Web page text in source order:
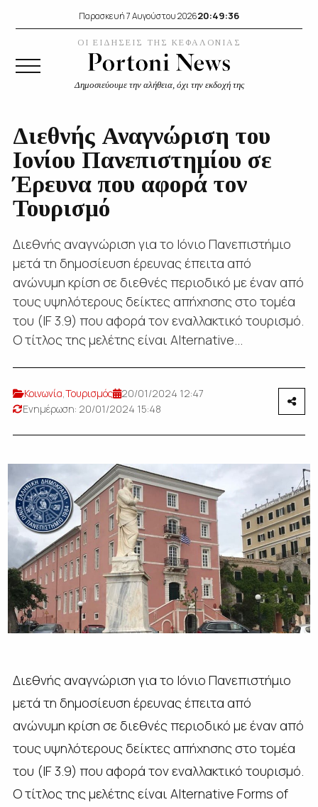
Παρασκευή 7 Αυγούστου 202620:49:37
ΟΙ ΕΙΔΗΣΕΙΣ ΤΗΣ ΚΕΦΑΛΟΝΙΑΣ
Δημοσιεύουμε την αλήθεια, όχι την εκδοχή της
Διεθνής Αναγνώριση του
Ιονίου Πανεπιστημίου σε
Έρευνα που αφορά τον
Τουρισμό
Διεθνής αναγνώριση για το Ιόνιο Πανεπιστήμιο
μετά τη δημοσίευση έρευνας έπειτα από
ανώνυμη κρίση σε διεθνές περιοδικό με έναν από
τους υψηλότερους δείκτες απήχησης στο τομέα
του (IF 3.9) που αφορά τον εναλλακτικό τουρισμό.
Ο τίτλος της μελέτης είναι Alternative...
Κοινωνία,Τουρισμός
20/01/2024 12:47
Ενημέρωση: 20/01/2024 15:48
Διεθνής αναγνώριση για το Ιόνιο Πανεπιστήμιο
μετά τη δημοσίευση έρευνας έπειτα από
ανώνυμη κρίση σε διεθνές περιοδικό με έναν από
τους υψηλότερους δείκτες απήχησης στο τομέα
του (IF 3.9) που αφορά τον εναλλακτικό τουρισμό.
Ο τίτλος της μελέτης είναι Alternative Forms of